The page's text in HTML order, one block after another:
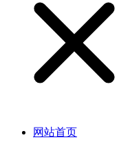
网站首页